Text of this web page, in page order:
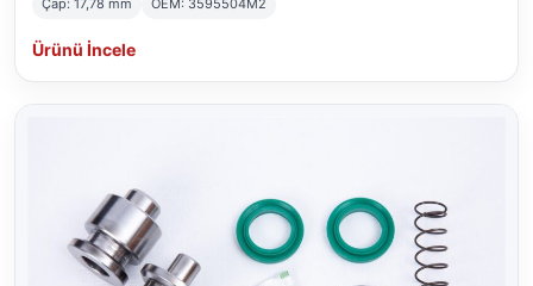
Çap: 17,78 mm OEM: 3595504M2
Ürünü İncele